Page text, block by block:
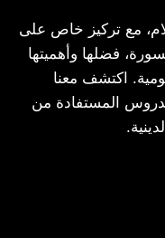
مع تركيز خاص على
فضلها وأهميتها
اكتشف معنا
المستفادة من